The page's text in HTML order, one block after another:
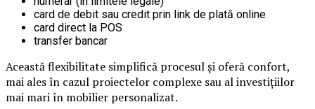
card de debit sau credit prin link de plată online
card direct la POS
transfer bancar
Această flexibilitate simplifică procesul și oferă confort,
mai ales în cazul proiectelor complexe sau al investițiilor
mai mari în mobilier personalizat.